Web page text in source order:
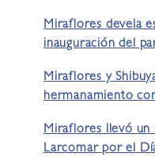
Miraflores devela
inauguración del
Miraflores y
hermanamiento
Miraflores llevó un
Larcomar por el